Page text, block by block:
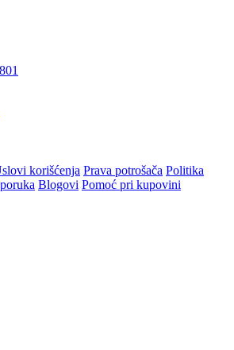
korišćenja Prava potrošača Politika
Blogovi Pomoć pri kupovini